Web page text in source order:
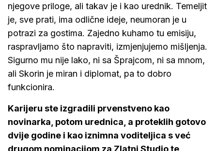
njegove priloge, ali takav je i kao urednik. Temeljit
je, sve prati, ima odlične ideje, neumoran je u
potrazi za gostima. Zajedno kuhamo tu emisiju,
raspravljamo što napraviti, izmjenjujemo mišljenja.
Sigurno mu nije lako, ni sa Šprajcom, ni sa mnom,
ali Skorin je miran i diplomat, pa to dobro
funkcionira.
Karijeru ste izgradili prvenstveno kao
novinarka, potom urednica, a proteklih gotovo
dvije godine i kao iznimna voditeljica s već
drugom nominacijom za Zlatni Studio te